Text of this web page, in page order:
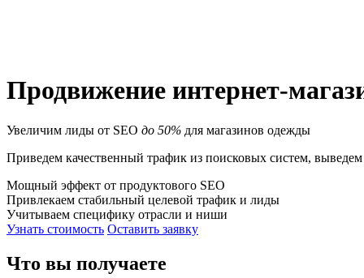
Продвижение интернет-
Увеличим лиды от SEO до 50% для магазинов одежды
Приведем качественный трафик из поисковых систем,
Мощный эффект от продуктового SEO
Привлекаем стабильный целевой трафик и лиды
Учитываем специфику отрасли и ниши
Узнать стоимость Оставить заявку
Что вы получаете